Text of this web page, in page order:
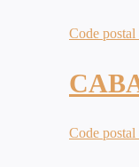
Code
Code